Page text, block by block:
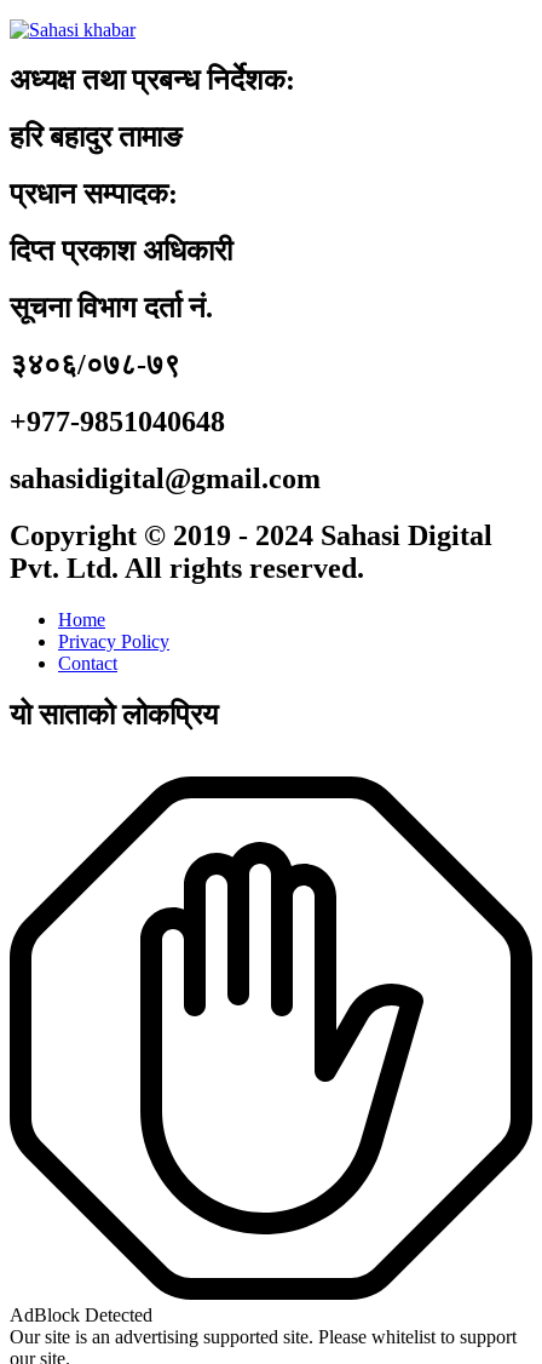
अध्यक्ष तथा प्रबन्ध निर्देशक:
हरि बहादुर तामाङ
प्रधान सम्पादक:
दिप्त प्रकाश अधिकारी
सूचना विभाग दर्ता नं.
३४०६/०७८-७९
+977-9851040648
sahasidigital@gmail.com
Copyright © 2019 - 2024 Sahasi Digital
Pvt. Ltd. All rights reserved.
Home
Privacy Policy
Contact
यो साताको लोकप्रिय
AdBlock Detected
Our site is an advertising supported site. Please whitelist to support
our site.